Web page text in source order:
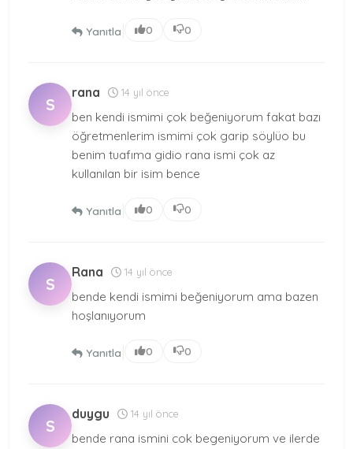
Yanıtla 0 0
S
rana 14 yıl önce
ben kendi ismimi çok beğeniyorum fakat bazı
öğretmenlerim ismimi çok garip söylüo bu
benim tuafıma gidio rana ismi çok az
kullanılan bir isim bence
Yanıtla 0 0
S
Rana 14 yıl önce
bende kendi ismimi beğeniyorum ama bazen
hoşlanıyorum
Yanıtla 0 0
S
duygu 14 yıl önce
bende rana ismini cok begeniyorum ve ilerde